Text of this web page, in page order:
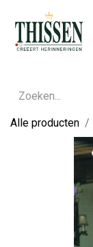
Alle producten